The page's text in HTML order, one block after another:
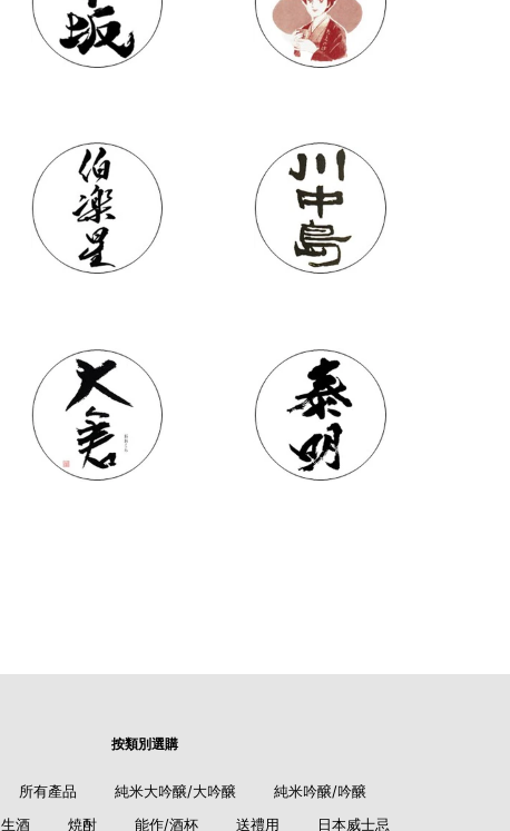
按類別選購
所有產品 純米大吟醸/大吟醸
純米吟醸/吟醸
生酒 焼酎 能作/酒杯 送禮用 日本威士忌